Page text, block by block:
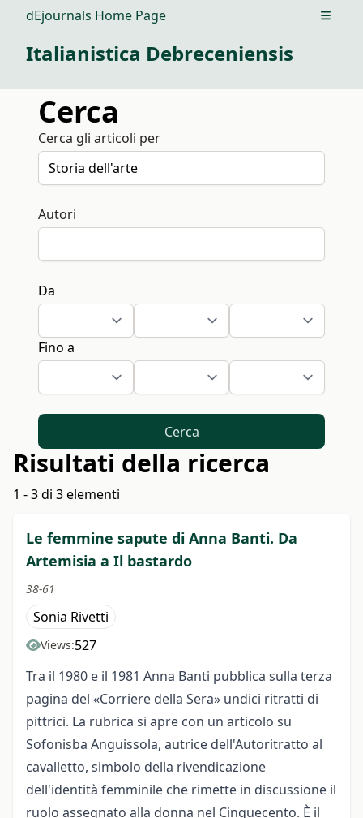
dEjournals Home Page Open
Italianistica Debreceniensis
Cerca
Cerca gli articoli per
Autori
Da
Fino a
Cerca
Risultati della ricerca
1 - 3 di 3 elementi
Le femmine sapute di Anna Banti. Da
Artemisia a Il bastardo
38-61
Sonia Rivetti
Views:527
Tra il 1980 e il 1981 Anna Banti pubblica sulla terza
pagina del «Corriere della Sera» undici ritratti di
pittrici. La rubrica si apre con un articolo su
Sofonisba Anguissola, autrice dell'Autoritratto al
cavalletto, simbolo della rivendicazione
dell'identità femminile che rimette in discussione il
ruolo assegnato alla donna nel Cinquecento. È il